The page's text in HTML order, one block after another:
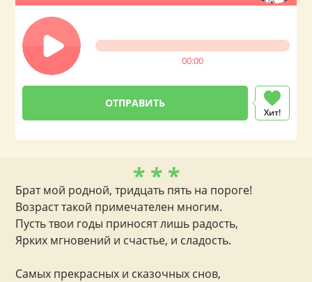
00:00
Хит!
* * *
Брат мой родной, тридцать пять на пороге!
Возраст такой примечателен многим.
Пусть твои годы приносят лишь радость,
Ярких мгновений и счастье, и сладость.
Самых прекрасных и сказочных снов,